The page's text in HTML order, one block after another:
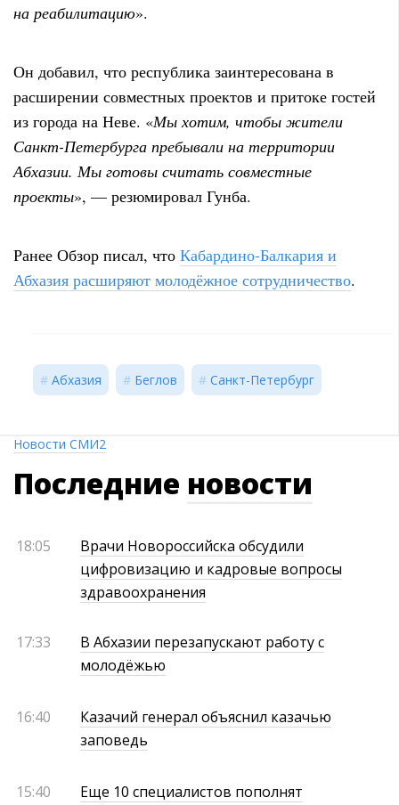
на реабилитацию».
Он добавил, что республика заинтересована в
расширении совместных проектов и притоке гостей
из города на Неве. «Мы хотим, чтобы жители
Санкт-Петербурга пребывали на территории
Абхазии. Мы готовы считать совместные
проекты», — резюмировал Гунба.
Ранее Обзор писал, что Кабардино-Балкария и
Абхазия расширяют молодёжное сотрудничество.
Абхазия Беглов Санкт-Петербург
Новости СМИ2
Последние новости
18:05
Врачи Новороссийска обсудили
цифровизацию и кадровые вопросы
здравоохранения
17:33
В Абхазии перезапускают работу с
молодёжью
16:40
Казачий генерал объяснил казачью
заповедь
15:40
Еще 10 специалистов пополнят